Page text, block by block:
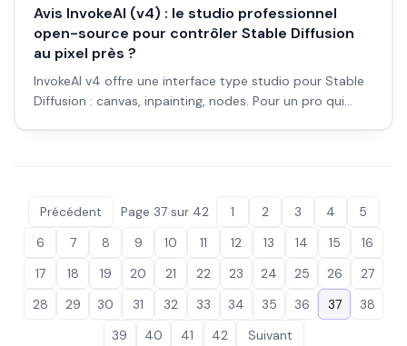
Avis InvokeAI (v4) : le studio professionnel
open-source pour contrôler Stable Diffusion
au pixel près ?
InvokeAI v4 offre une interface type studio pour Stable
Diffusion : canvas, inpainting, nodes. Pour un pro qui
Précédent Page 37sur 42 1 2 3 4
5
6
7 8 9 10 11 12 13 14 15
16
17
18 19 20 21 22 23 24 25 26
27
28
29 30 31 32 33 34 35 36 37
38
39
40 41 42 Suivant